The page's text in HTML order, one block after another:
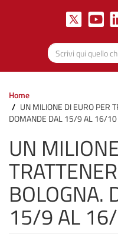
Home
UN MILIONE DI EURO PER
DOMANDE DAL 15/9 AL 16/10
UN
BOLOGNA.
15/9 AL